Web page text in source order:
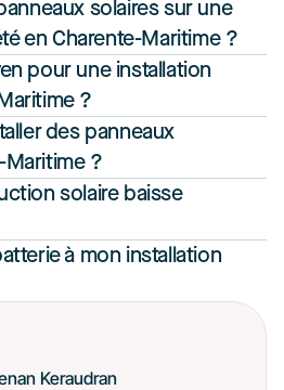
solaires sur une
en Charente-Maritime ?
pour une installation
?
des panneaux
Maritime ?
solaire baisse
à mon installation
Keraudran